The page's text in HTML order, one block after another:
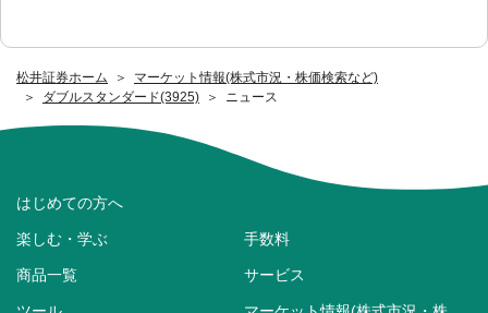
松井証券ホーム
マーケット情報(株式市況・株価検索など)
ダブルスタンダード(3925)
ニュース
はじめての方へ
楽しむ・学ぶ 手数料
商品一覧 サービス